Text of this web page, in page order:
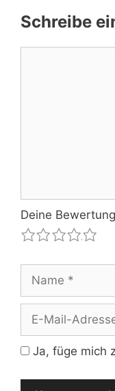
Schreibe
Deine Bewertung
4
3
2
1
Mail-
Adresse
Ja, füge mich